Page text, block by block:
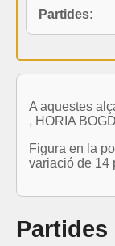
Partides:
A aquestes
, HORIA
Figura en la
variació de 14
Partides